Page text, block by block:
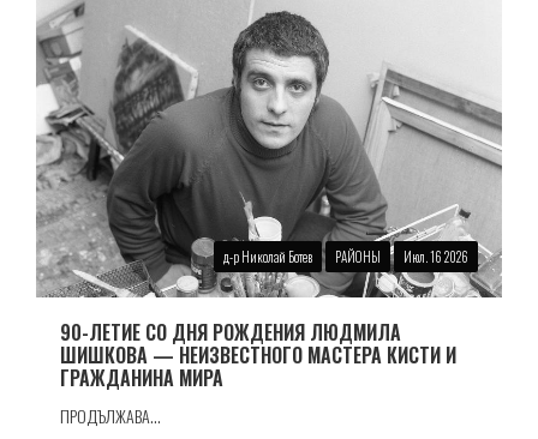
д-р Николай Ботев РАЙОНЫ Июл. 16 2026
90-ЛЕТИЕ СО ДНЯ РОЖДЕНИЯ ЛЮДМИЛА
ШИШКОВА — НЕИЗВЕСТНОГО МАСТЕРА КИСТИ И
ГРАЖДАНИНА МИРА
ПРОДЪЛЖАВА...